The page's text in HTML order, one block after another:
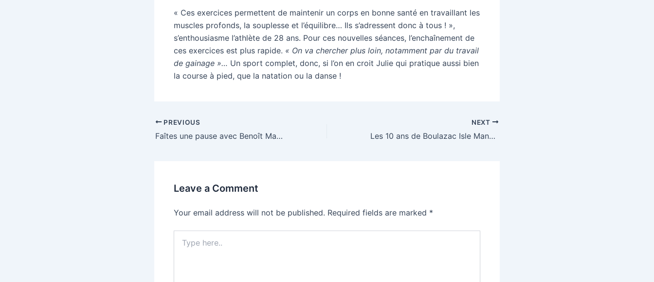
« Ces exercices permettent de maintenir un corps en bonne santé en travaillant les
muscles profonds, la souplesse et l’équilibre… Ils s’adressent donc à tous ! »,
s’enthousiasme l’athlète de 28 ans. Pour ces nouvelles séances, l’enchaînement de
ces exercices est plus rapide. « On va chercher plus loin, notamment par du travail
de gainage »… Un sport complet, donc, si l’on en croit Julie qui pratique aussi bien
la course à pied, que la natation ou la danse !
PREVIOUS
Faîtes une pause avec Benoît Magras
NEXT
Les 10 ans de Boulazac Isle Manoire : demandez la Gazette !
Leave a Comment
Your email address will not be published. Required fields are marked *
here..